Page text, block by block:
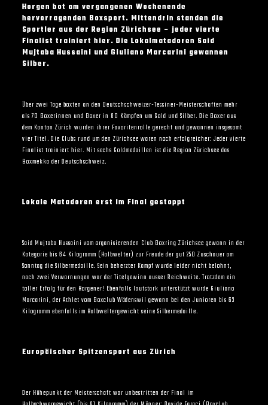
Horgen bot am vergangenen Wochenende
hervorragenden Boxsport. Mittendrin standen die
Sportler aus der Region Zürichsee – jeder vierte
Finalist trainiert hier. Die Lokalmatadoren Said
Mujtaba Hussaini und Giuliano Marcarini gewannen
Silber.
Über zwei Tage boxten an den Deutschschweizer-Tessiner-Meisterschaften mehr
als 70 Boxerinnen und Boxer in 80 Kämpfen um Gold und Silber. Die Boxer aus
dem Kanton Zürich wurden ihrer Favoritenrolle gerecht und gewannen insgesamt
vier Titel. Die Clubs rund um den Zürichsee waren noch erfolgreicher: Jeder vierte
Finalist trainiert hier. Mit sechs Goldmedaillen ist die Region Zürichsee das
Boxmekka der Deutschschweiz.
Lokale Matadoren erst im Final gestoppt
Said Mujtaba Hussaini vom organisierenden Club Boxring Zürichsee gewann in der
Kategorie bis 64 Kilogramm (Halbwelter) zur Freude der gut 250 Zuschauer am
Sonntag die Silbermedaille. Sein beherzter Kampf wurde leider nicht belohnt,
nach zwei Verwarnungen war der Titelgewinn ausser Reichweite. Trotzdem ein
toller Erfolg für den Horgener! Ebenfalls lautstark unterstützt wurde Giuliano
Marcarini, der Athlet vom Boxclub Wädenswil gewann bei den Junioren bis 63
Kilogramm ebenfalls im Halbweltergewicht seine Silbermedaille.
Europäischer Spitzensport aus Zürich
Der Höhepunkt der Meisterschaft war unbestritten der Final im